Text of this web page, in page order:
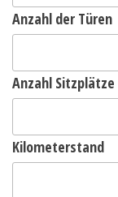
Anzahl der Türen
Anzahl Sitzplätze
Kilometerstand